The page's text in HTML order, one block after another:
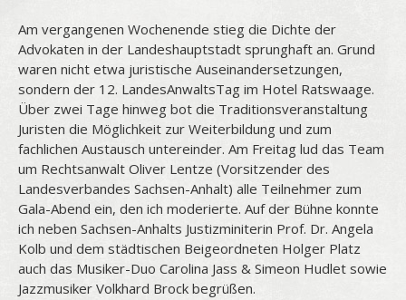
Am vergangenen Wochenende stieg die Dichte der
Advokaten in der Landeshauptstadt sprunghaft an. Grund
waren nicht etwa juristische Auseinandersetzungen,
sondern der 12. LandesAnwaltsTag im Hotel Ratswaage.
Über zwei Tage hinweg bot die Traditionsveranstaltung
Juristen die Möglichkeit zur Weiterbildung und zum
fachlichen Austausch untereinder. Am Freitag lud das Team
um Rechtsanwalt Oliver Lentze (Vorsitzender des
Landesverbandes Sachsen-Anhalt) alle Teilnehmer zum
Gala-Abend ein, den ich moderierte. Auf der Bühne konnte
ich neben Sachsen-Anhalts Justizminiterin Prof. Dr. Angela
Kolb und dem städtischen Beigeordneten Holger Platz
auch das Musiker-Duo Carolina Jass & Simeon Hudlet sowie
Jazzmusiker Volkhard Brock begrüßen.